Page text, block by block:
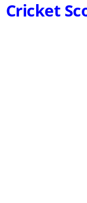
Cricket